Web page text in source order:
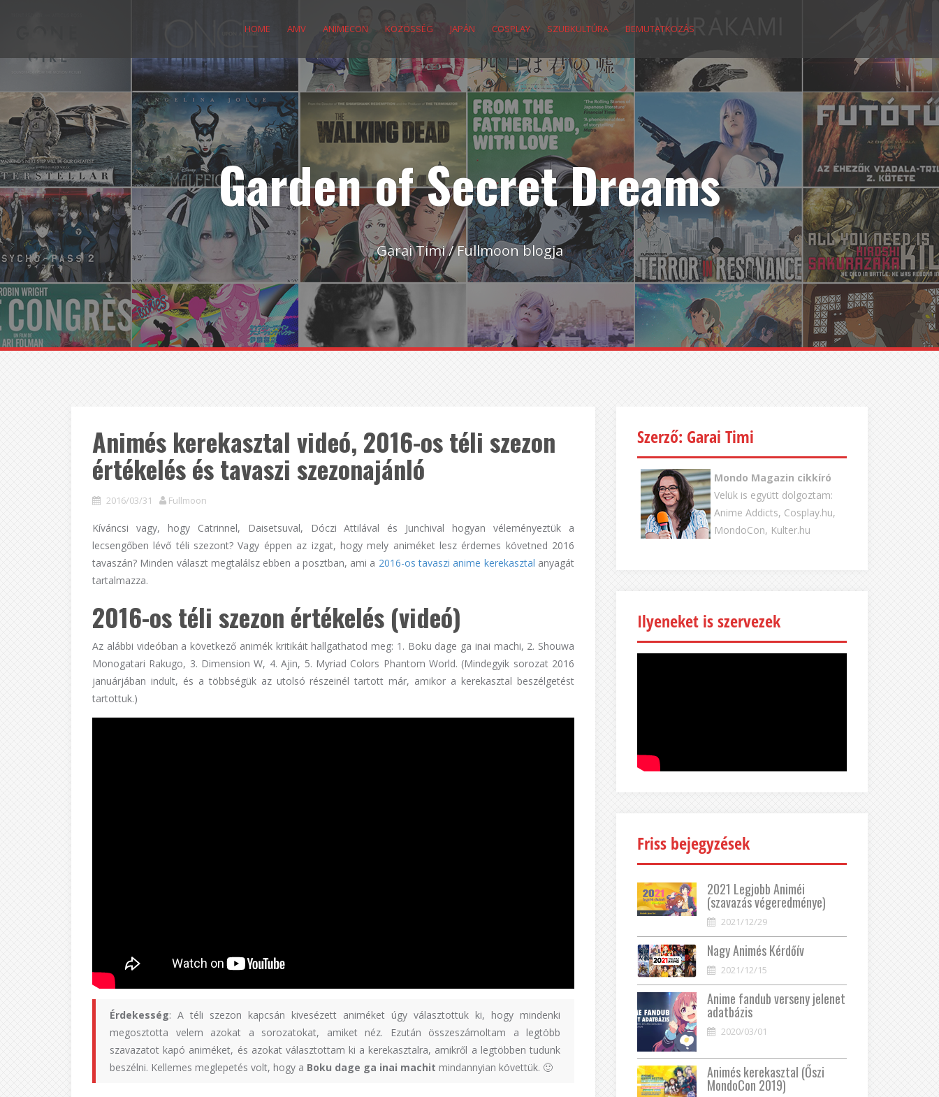
HOME AMV ANIMECON KÖZÖSSÉG JAPÁN COSPLAY SZUBKULTÚRA BEMUTATKOZÁS
Garden of Secret Dreams
Garai Timi / Fullmoon blogja
Animés kerekasztal videó, 2016-os téli szezon
értékelés és tavaszi szezonajánló
2016/03/31 Fullmoon
Kíváncsi vagy, hogy Catrinnel, Daisetsuval, Dóczi Attilával és Junchival hogyan véleményeztük a
lecsengőben lévő téli szezont? Vagy éppen az izgat, hogy mely animéket lesz érdemes követned 2016
tavaszán? Minden választ megtalálsz ebben a posztban, ami a 2016-os tavaszi anime kerekasztal anyagát
tartalmazza.
2016-os téli szezon értékelés (videó)
Az alábbi videóban a következő animék kritikáit hallgathatod meg: 1. Boku dage ga inai machi, 2. Shouwa
Monogatari Rakugo, 3. Dimension W, 4. Ajin, 5. Myriad Colors Phantom World. (Mindegyik sorozat 2016
januárjában indult, és a többségük az utolsó részeinél tartott már, amikor a kerekasztal beszélgetést
tartottuk.)
Érdekesség: A téli szezon kapcsán kivesézett animéket úgy választottuk ki, hogy mindenki
megosztotta velem azokat a sorozatokat, amiket néz. Ezután összeszámoltam a legtöbb
szavazatot kapó animéket, és azokat választottam ki a kerekasztalra, amikről a legtöbben tudunk
beszélni. Kellemes meglepetés volt, hogy a Boku dage ga inai machit mindannyian követtük. 🙂
Szerző: Garai Timi
Mondo Magazin cikkíró
Velük is együtt dolgoztam:
Anime Addicts, Cosplay.hu,
MondoCon, Kulter.hu
Ilyeneket is szervezek
Friss bejegyzések
2021 Legjobb Animéi
(szavazás végeredménye)
2021/12/29
Nagy Animés Kérdőív
2021/12/15
Anime fandub verseny jelenet
adatbázis
2020/03/01
Animés kerekasztal (Őszi
MondoCon 2019)